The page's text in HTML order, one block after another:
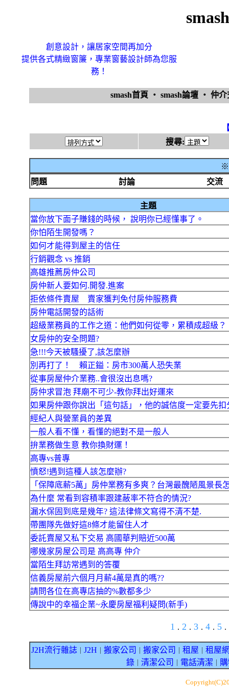
創意設計，讓居家空間再加分
提供各式精緻窗簾，專業窗藝設計師為您服
務！
smash首頁 ‧ smash論壇 ‧ 仲
搜尋:
※
問題
討論 交流
主題
當你放下面子賺錢的時候， 說明你已經懂事了。
你怕陌生開發嗎？
如何才能得到屋主的信任
行銷觀念 vs 推銷
高雄推薦房仲公司
房仲新人要如何.開發.進案
拒依條件賣屋 賣家獲判免付房仲服務費
房仲電話開發的話術
超級業務員的工作之道：他們如何從零，累積成超級？
女房仲的安全問題?
急!!!今天被騷擾了,該怎麼辦
別再打了！ 賴正鎰：房市300萬人恐失業
從事房屋仲介業務..會很沒出息嗎?
房仲求冒泡 拜廟不可少-教你拜出好運來
如果房仲跟你說出「這句話」，他的誠信度一定要先扣
經紀人與營業員的差異
一般人看不懂，看懂的絕對不是一般人
拚業務做生意 教你換財運！
高專vs普專
憤怒!遇到這種人該怎麼辦?
「保障底薪5萬」房仲業務有多爽？台灣最醜陋風景長
為什麼 常看到容積率跟建蔽率不符合的情況?
漏水保固到底是幾年? 這法律條文寫得不清不楚.
帶團隊先做好這8條才能留住人才
委託賣屋又私下交易 高國華判賠近500萬
哪幾家房屋公司是 高高專 仲介
當陌生拜訪常遇到的答覆
信義房屋前六個月月薪4萬是真的嗎??
請問各位在高專店抽的%數都多少
傳說中的幸福企業~永慶房屋福利疑問(新手)
1 . 2 . 3 . 4 . 5 .
J2H流行雜誌 J2H 搬家公司 搬家公司 租屋
租屋
錄｜ 清潔公司 電話清潔